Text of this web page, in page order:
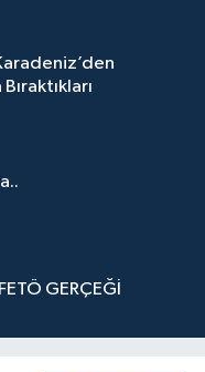
GERÇEĞİ